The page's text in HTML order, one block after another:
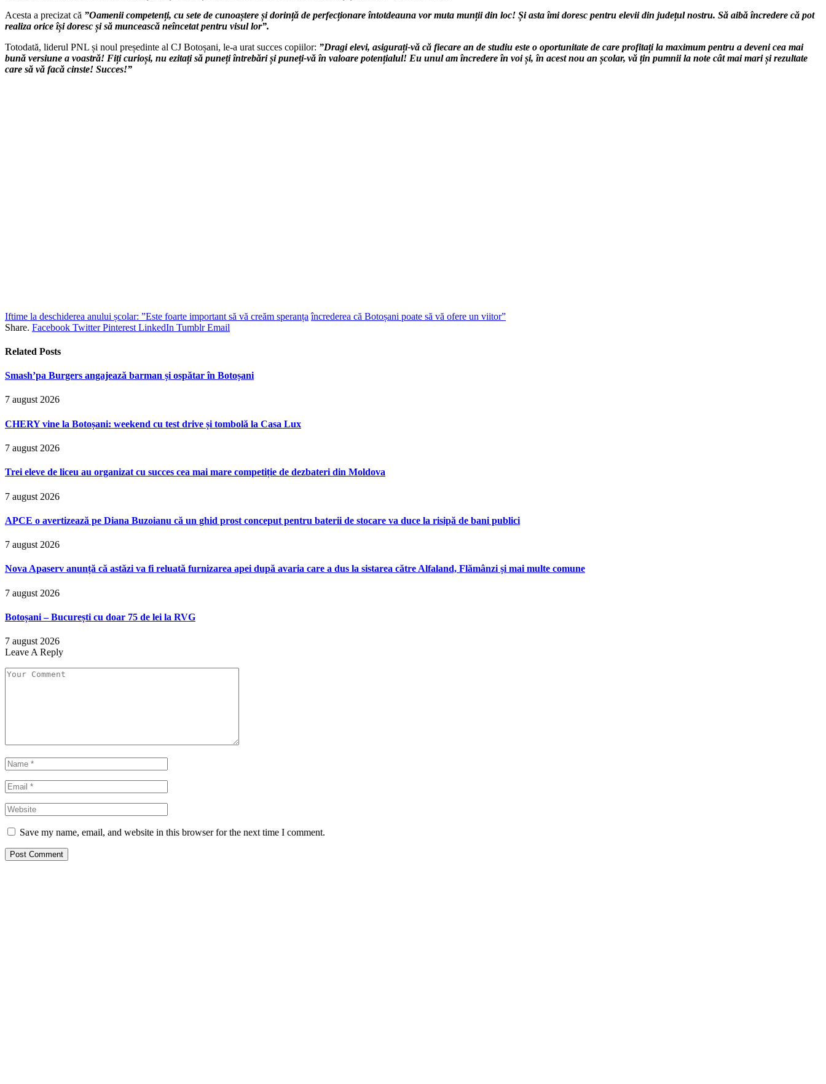
Acesta a precizat că ”Oamenii competenți, cu sete de cunoaștere și dorință de perfecționare întotdeauna vor muta munții din loc! Și asta îmi doresc pentru elevii din județul nostru. Să aibă încredere că pot
realiza orice își doresc și să muncească neîncetat pentru visul lor”.
Totodată, liderul PNL și noul președinte al CJ Botoșani, le-a urat succes copiilor: ”Dragi elevi, asigurați-vă că fiecare an de studiu este o oportunitate de care profitați la maximum pentru a deveni cea mai
bună versiune a voastră! Fiți curioși, nu ezitați să puneți întrebări și puneți-vă în valoare potențialul! Eu unul am încredere în voi și, în acest nou an școlar, vă țin pumnii la note cât mai mari și rezultate
care să vă facă cinste! Succes!”
Iftime la deschiderea anului școlar: ”Este foarte important să vă creăm speranța încrederea că Botoșani poate să vă ofere un viitor”
Share. Facebook Twitter Pinterest LinkedIn Tumblr Email
Related Posts
Smash’pa Burgers angajează barman și ospătar în Botoșani
7 august 2026
CHERY vine la Botoșani: weekend cu test drive și tombolă la Casa Lux
7 august 2026
Trei eleve de liceu au organizat cu succes cea mai mare competiție de dezbateri din Moldova
7 august 2026
APCE o avertizează pe Diana Buzoianu că un ghid prost conceput pentru baterii de stocare va duce la risipă de bani publici
7 august 2026
Nova Apaserv anunță că astăzi va fi reluată furnizarea apei după avaria care a dus la sistarea către Alfaland, Flămânzi și mai multe comune
7 august 2026
Botoșani – București cu doar 75 de lei la RVG
7 august 2026
Leave A Reply
Save my name, email, and website in this browser for the next time I comment.